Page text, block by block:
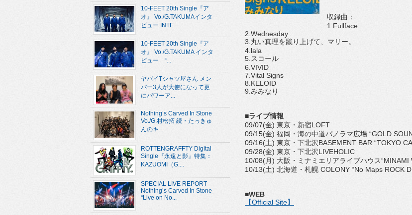
収録曲：
1.Fullface
2.Wednesday
3.丸い真理を蹴り上げて、マリー。
4.lala
5.スコール
6.VIVID
7.Vital Signs
8.KELOID
9.みみなり
■ライブ情報
09/07(金) 東京・新宿LOFT
09/15(金) 福岡・海の中道パノラマ広場 “GOLD
09/16(土) 東京・下北沢BASEMENT BAR “TOKYO
09/28(金) 東京・下北沢LIVEHOLIC
10/08(月) 大阪・ミナミエリアライブハウス“MINAMI
10/13(土) 北海道・札幌 COLONY “No Maps ROCK
■WEB
【Official Site】
10-FEET 20th Single『ア
オ』 Vo./G.TAKUMAインタ
ビュー INTE...
10-FEET 20th Single『ア
オ』 Vo./G.TAKUMA インタ
ビュー “...
ヤバイTシャツ屋さん メン
バー3人が大使になって更
にパワーア...
Nothing’s Carved In Stone
Vo./G.村松拓 続・たっきゅ
んのキ...
ROTTENGRAFFTY Digital
Single『永遠と影』特集：
KAZUOMI（G....
SPECIAL LIVE REPORT
Nothing’s Carved In Stone
“Live on No...